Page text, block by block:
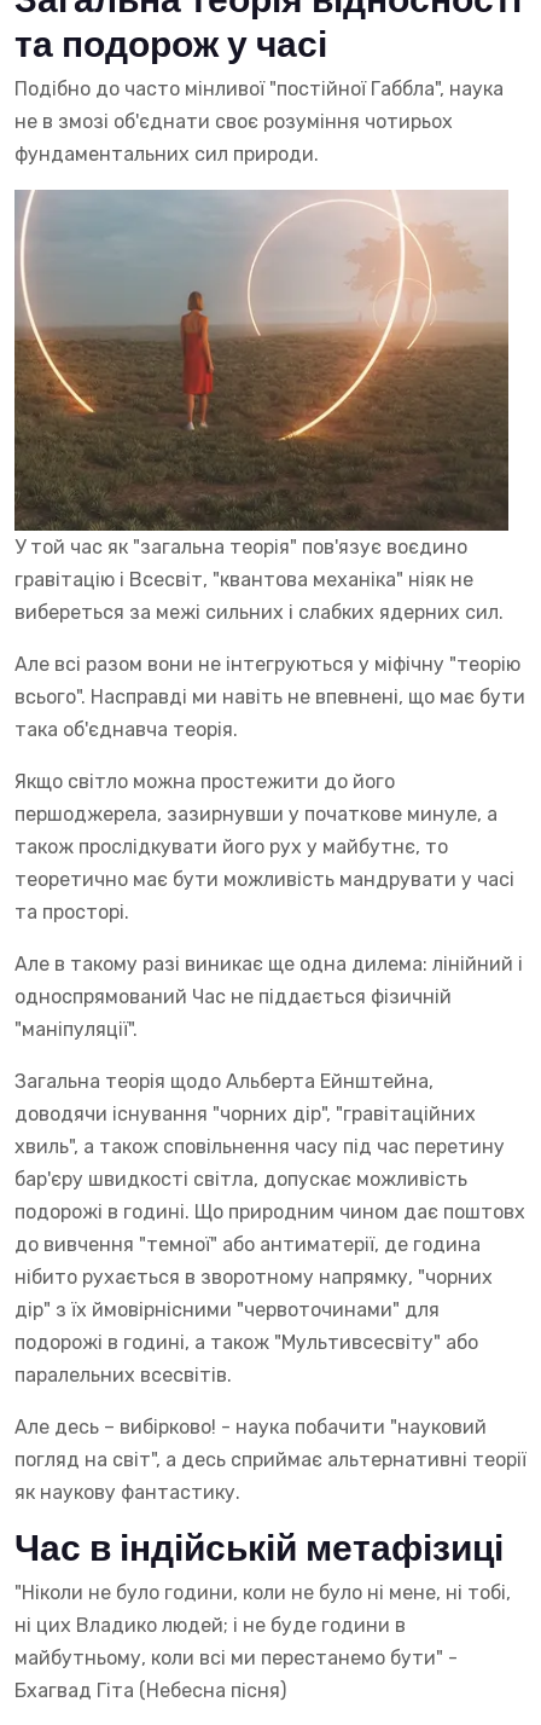
та подорож у часі
Подібно до часто мінливої "постійної Габбла", наука
не в змозі об'єднати своє розуміння чотирьох
фундаментальних сил природи.
У той час як "загальна теорія" пов'язує воєдино
гравітацію і Всесвіт, "квантова механіка" ніяк не
вибереться за межі сильних і слабких ядерних сил.
Але всі разом вони не інтегруються у міфічну "теорію
всього". Насправді ми навіть не впевнені, що має бути
така об'єднавча теорія.
Якщо світло можна простежити до його
першоджерела, зазирнувши у початкове минуле, а
також прослідкувати його рух у майбутнє, то
теоретично має бути можливість мандрувати у часі
та просторі.
Але в такому разі виникає ще одна дилема: лінійний і
односпрямований Час не піддається фізичній
"маніпуляції".
Загальна теорія щодо Альберта Ейнштейна,
доводячи існування "чорних дір", "гравітаційних
хвиль", а також сповільнення часу під час перетину
бар'єру швидкості світла, допускає можливість
подорожі в годині. Що природним чином дає поштовх
до вивчення "темної" або антиматерії, де година
нібито рухається в зворотному напрямку, "чорних
дір" з їх ймовірнісними "червоточинами" для
подорожі в годині, а також "Мультивсесвіту" або
паралельних всесвітів.
Але десь – вибірково! - наука побачити "науковий
погляд на світ", а десь сприймає альтернативні теорії
як наукову фантастику.
Час в індійській метафізиці
"Ніколи не було години, коли не було ні мене, ні тобі,
ні цих Владико людей; і не буде години в
майбутньому, коли всі ми перестанемо бути" -
Бхагвад Гіта (Небесна пісня)